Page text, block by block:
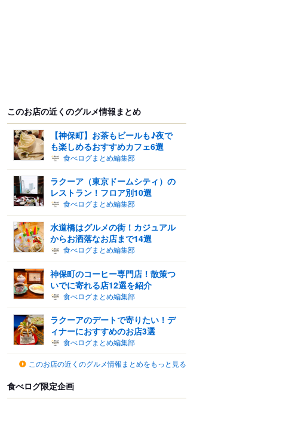
このお店の近くのグルメ情報まとめ
【神保町】お茶もビールも♪夜で
も楽しめるおすすめカフェ6選
食べログまとめ編集部
ラクーア（東京ドームシティ）の
レストラン！フロア別10選
食べログまとめ編集部
水道橋はグルメの街！カジュアル
からお洒落なお店まで14選
食べログまとめ編集部
神保町のコーヒー専門店！散策つ
いでに寄れる店12選を紹介
食べログまとめ編集部
ラクーアのデートで寄りたい！デ
ィナーにおすすめのお店3選
食べログまとめ編集部
このお店の近くのグルメ情報まとめをもっと見る
食べログ限定企画